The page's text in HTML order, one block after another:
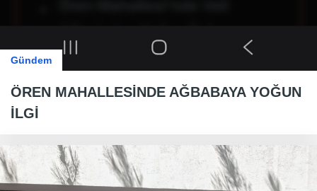
Gündem
ÖREN MAHALLESİNDE AĞBABAYA YOĞUN
İLGİ